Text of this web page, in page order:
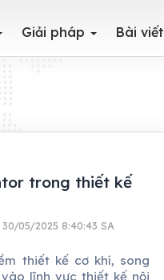
Giải pháp Bài viết
trong thiết kế
05/2025 8:40:43 SA
thiết kế cơ khí, song
lĩnh vực thiết kế nội